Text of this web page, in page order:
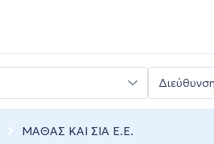
ΜΑΘΑΣ ΚΑΙ ΣΙΑ Ε.Ε.